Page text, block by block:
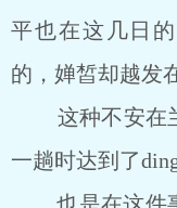
平也在这几日
的，婵皙却越发
这种不安在兰
一趟时达到了ding